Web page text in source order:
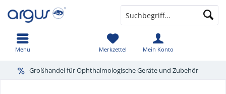
Menü Merkzettel Mein Konto
Großhandel für Ophthalmologische Geräte und Zubehör